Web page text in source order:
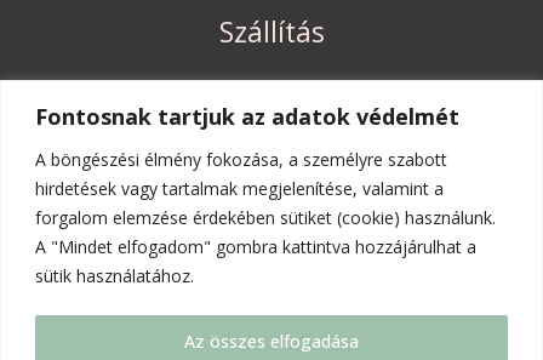
Fontosnak tartjuk az adatok védelmét
A böngészési élmény fokozása, a személyre szabott
hirdetések vagy tartalmak megjelenítése, valamint a
forgalom elemzése érdekében sütiket (cookie) használunk.
A "Mindet elfogadom" gombra kattintva hozzájárulhat a
sütik használatához.
Az összes elfogadása
Szállítás
Szállítási költségek és határidők
Elállási jog
Rólunk
Kapcsolat